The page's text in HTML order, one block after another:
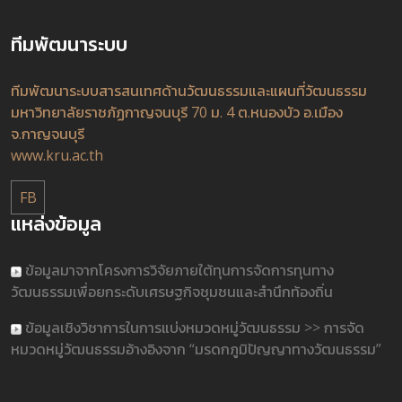
ทีมพัฒนาระบบ
ทีมพัฒนาระบบสารสนเทศด้านวัฒนธรรมและแผนที่วัฒนธรรม
มหาวิทยาลัยราชภัฏกาญจนบุรี 70 ม. 4 ต.หนองบัว อ.เมือง
จ.กาญจนบุรี
www.kru.ac.th
FB
แหล่งข้อมูล
ข้อมูลมาจากโครงการวิจัยภายใต้ทุนการจัดการทุนทาง
วัฒนธรรมเพื่อยกระดับเศรษฐกิจชุมชนและสำนึกท้องถิ่น
ข้อมูลเชิงวิชาการในการแบ่งหมวดหมู่วัฒนธรรม >> การจัด
หมวดหมู่วัฒนธรรมอ้างอิงจาก “มรดกภูมิปัญญาทางวัฒนธรรม”